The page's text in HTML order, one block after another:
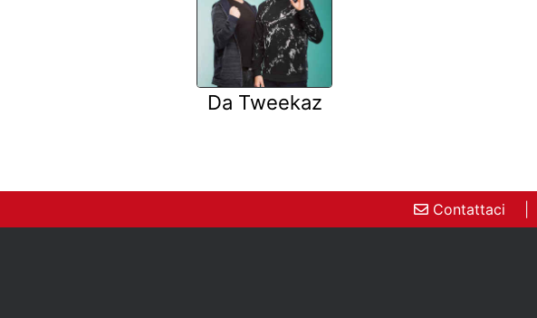
Da Tweekaz
Contattaci